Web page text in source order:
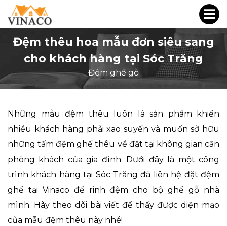
Đệm thêu hoa mẫu đơn siêu sang
cho khách hàng tại Sóc Trăng
Đệm ghế gỗ
Những mẫu đệm thêu luôn là sản phẩm khiến
nhiều khách hàng phải xao suyến và muốn sở hữu
những tấm đệm ghế thêu về đặt tại không gian căn
phòng khách của gia đình. Dưới đây là một công
trình khách hàng tại Sóc Trăng đã liên hệ đặt đệm
ghế tại Vinaco để rinh đệm cho bộ ghế gỗ nhà
mình. Hãy theo dõi bài viết để thấy được diện mạo
của mẫu đệm thêu này nhé!